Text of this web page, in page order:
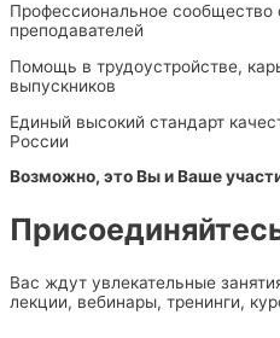
Профессиональное сообщество
преподавателей
Помощь в трудоустройстве,
выпускников
Единый высокий стандарт
России
Возможно, это Вы и Ваше
Вас ждут увлекательные
лекции, вебинары, тренинги,